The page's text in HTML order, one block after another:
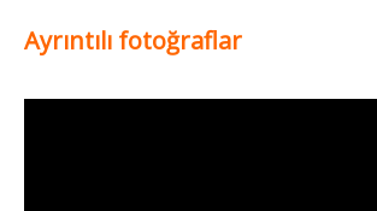
Ayrıntılı fotoğraflar